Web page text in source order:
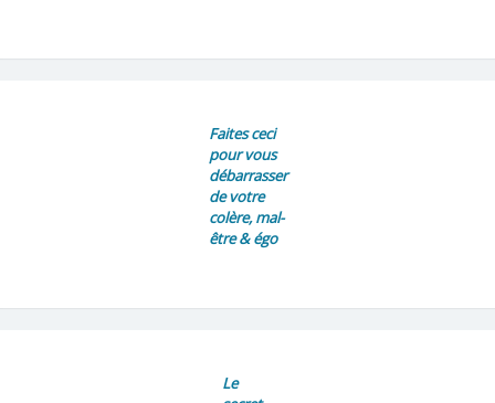
Faites ceci
pour vous
débarrasser
de votre
colère, mal-
être & égo
Le